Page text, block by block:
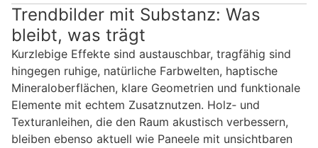
Trendbilder mit Substanz: Was
bleibt, was trägt
Kurzlebige Effekte sind austauschbar, tragfähig sind
hingegen ruhige, natürliche Farbwelten, haptische
Mineraloberflächen, klare Geometrien und funktionale
Elemente mit echtem Zusatznutzen. Holz‑ und
Texturanleihen, die den Raum akustisch verbessern,
bleiben ebenso aktuell wie Paneele mit unsichtbaren